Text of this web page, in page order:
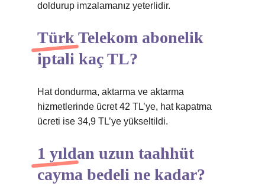
doldurup imzalamanız yeterlidir.
Türk Telekom abonelik
iptali kaç TL?
Hat dondurma, aktarma ve aktarma
hizmetlerinde ücret 42 TL’ye, hat kapatma
ücreti ise 34,9 TL’ye yükseltildi.
1 yıldan uzun taahhüt
cayma bedeli ne kadar?